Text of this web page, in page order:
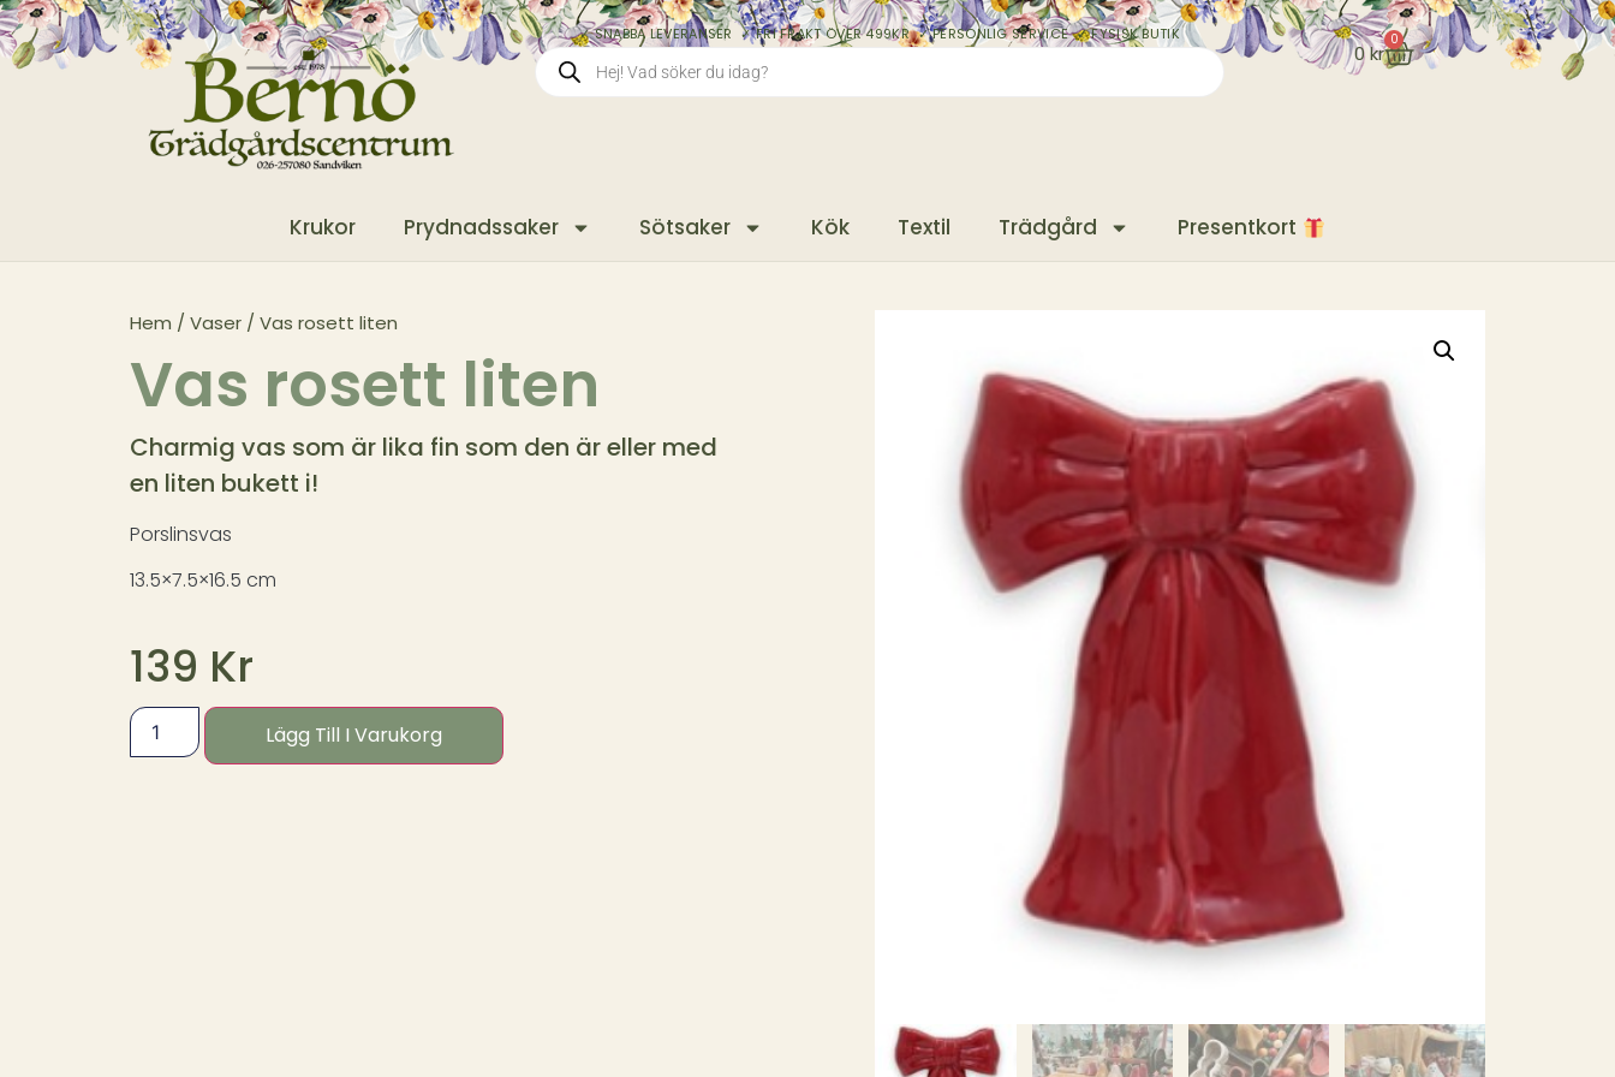
✓ SNABBA LEVERANSER ✓ FRI FRAKT ÖVER 499KR ✓ PERSONLIG SERVICE ✓ FYSISK BUTIK
0kr
0
Krukor Prydnadssaker Sötsaker Kök Textil Trädgård Presentkort
Hem / Vaser/ Vas rosett liten
Vas rosett liten
Charmig vas som är lika fin som den är eller med
en liten bukett i!
Porslinsvas
13.5×7.5×16.5 cm
139 Kr
Lägg Till I Varukorg